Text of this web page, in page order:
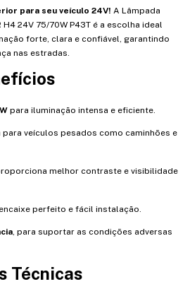
para seu veículo 24V! A Lâmpada
H4 24V 75/70W P43T é a escolha ideal
forte, clara e confiável, garantindo
nas estradas.
para iluminação intensa e eficiente.
para veículos pesados como caminhões e
melhor contraste e visibilidade
perfeito e fácil instalação.
, para suportar as condições adversas
Técnicas